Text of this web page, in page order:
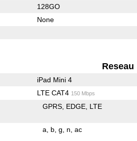
128GO
None
Reseau
iPad Mini 4
LTE CAT4 150 Mbps
GPRS EDGE LTE
a b g n ac